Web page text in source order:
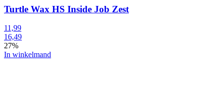
Turtle Wax HS Inside Job Zest
11,99
16,49
27%
In winkelmand